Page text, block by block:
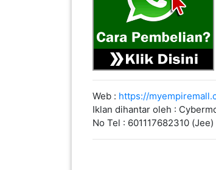
Web : https://
Iklan dihantar oleh :
No Tel : 601117682310 (Jee)
SELECT NEGERI